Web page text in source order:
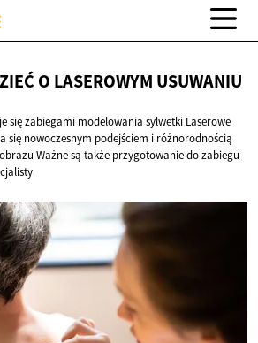
O LASEROWYM USUWANIU
się zabiegami modelowania sylwetki Laserowe
się nowoczesnym podejściem i różnorodnością
Ważne są także przygotowanie do zabiegu